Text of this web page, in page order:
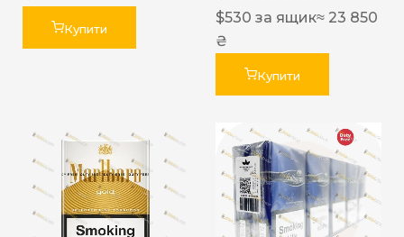
Купити
$530 за ящик≈ 23 850
₴
Купити